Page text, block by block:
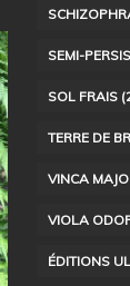
SEMI-
SOL FRAIS
TERRE DE
VINCA
VIOLA
ÉDITIONS